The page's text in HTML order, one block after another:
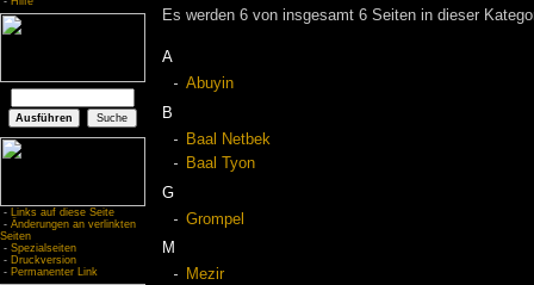
- Links auf diese Seite
- Änderungen an verlinkten
Seiten
- Spezialseiten
- Druckversion
- Permanenter Link
Es werden 6 von insgesamt 6 Seiten in dieser
A
Abuyin
B
Baal Netbek
Baal Tyon
G
Grompel
M
Mezir